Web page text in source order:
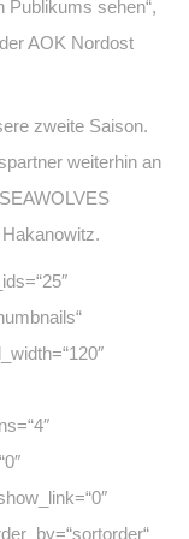
Publikums sehen“,
AOK Nordost
zweite Saison.
weiterhin an